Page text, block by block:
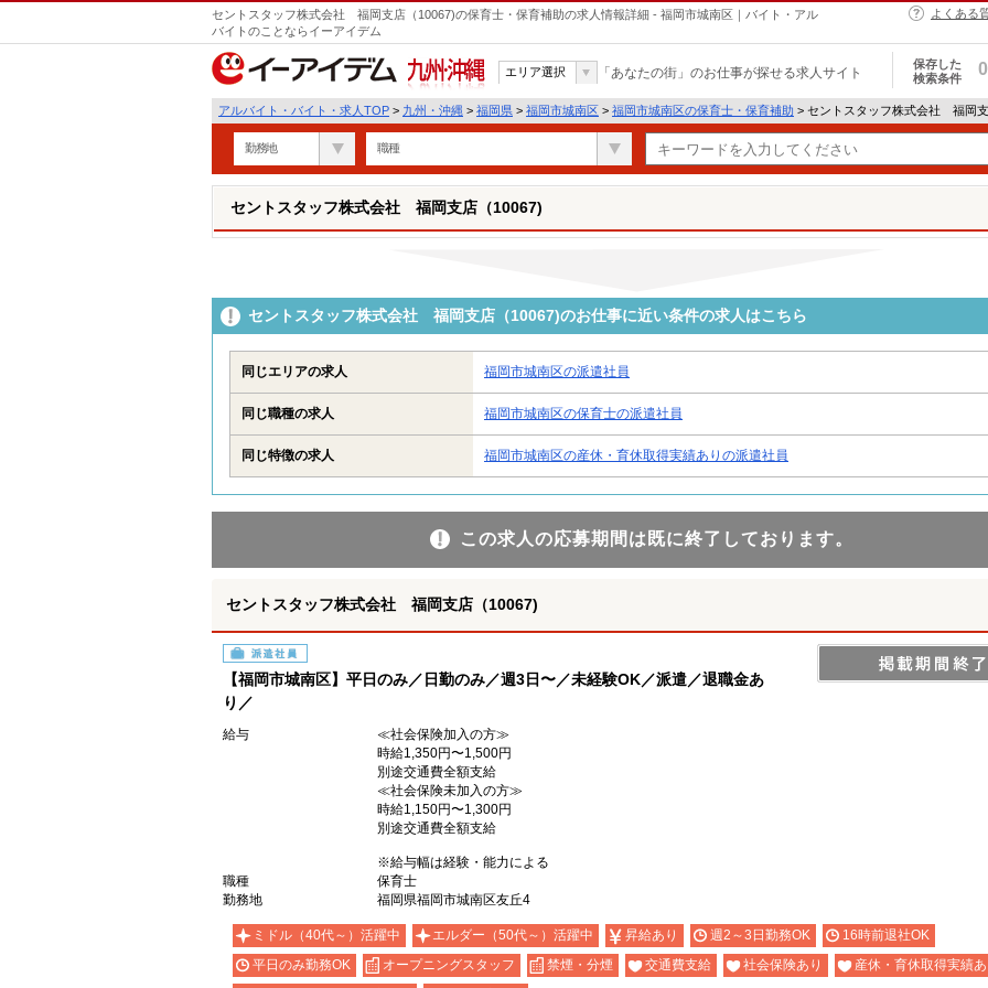
セントスタッフ株式会社 福岡支店（10067)の保育士・保育補助の求人情報詳細 - 福岡市城南区｜バイト・アル
バイトのことならイーアイデム
よくある
九州・沖縄
エリア選択 「あなたの街」のお仕事が探せる求人サイト
保存した
検索条件
0
アルバイト・バイト・求人TOP > 九州・沖縄 > 福岡県 > 福岡市城南区 > 福岡市城南区の保育士・保育補助 > セントスタッフ株式会社 福岡
勤務地 職種
セントスタッフ株式会社 福岡支店（10067)
セントスタッフ株式会社 福岡支店（10067)のお仕事に近い条件の求人はこちら
同じエリアの求人 福岡市城南区の派遣社員
同じ職種の求人 福岡市城南区の保育士の派遣社員
同じ特徴の求人 福岡市城南区の産休・育休取得実績ありの派遣社員
この求人の応募期間は既に終了しております。
セントスタッフ株式会社 福岡支店（10067)
派遣社員
【福岡市城南区】平日のみ／日勤のみ／週3日〜／未経験OK／派遣／退職金あ
り／
給与
≪社会保険加入の方≫
時給1,350円〜1,500円
別途交通費全額支給
≪社会保険未加入の方≫
時給1,150円〜1,300円
別途交通費全額支給
※給与幅は経験・能力による
職種
保育士
勤務地
福岡県福岡市城南区友丘4
ミドル（40代～）活躍中 エルダー（50代～）活躍中 昇給あり 週2～3日勤務OK
16時前退社OK
平日のみ勤務OK
オープニングスタッフ 禁煙・分煙 交通費支給 社会保険あり
産休・育休取得実績